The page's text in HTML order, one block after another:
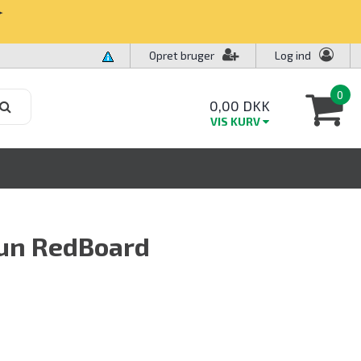
Opret bruger Log ind
0,00 DKK
VIS KURV
0
RedBoard